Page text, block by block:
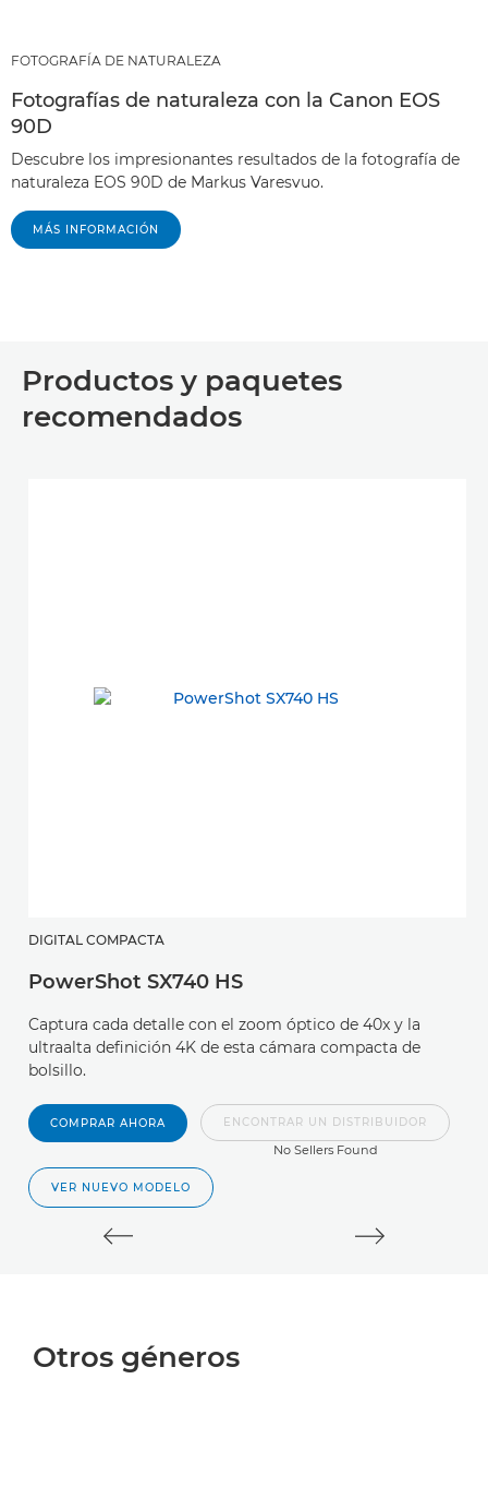
FOTOGRAFÍA DE NATURALEZA
Fotografías de naturaleza con la Canon EOS
90D
Descubre los impresionantes resultados de la fotografía de
naturaleza EOS 90D de Markus Varesvuo.
MÁS INFORMACIÓN
Productos y paquetes
recomendados
DIGITAL COMPACTA
PowerShot SX740 HS
Captura cada detalle con el zoom óptico de 40x y la
ultraalta definición 4K de esta cámara compacta de
bolsillo.
COMPRAR AHORA ENCONTRAR UN DISTRIBUIDOR
No Sellers Found
VER NUEVO MODELO
Otros géneros